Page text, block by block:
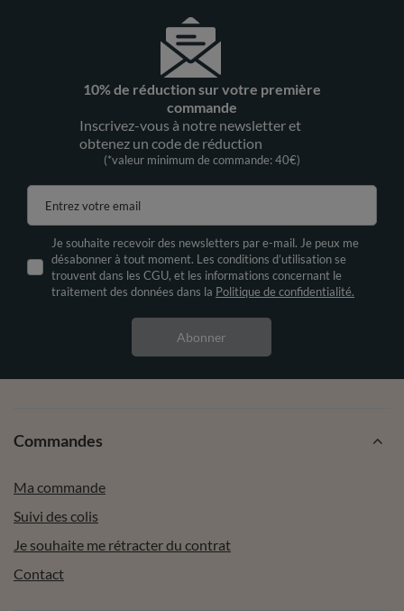
10% de réduction sur votre première
commande
Inscrivez-vous à notre newsletter et
obtenez un code de réduction
(*valeur minimum de commande: 40€)
Entrez votre email
Je souhaite recevoir des newsletters par e-mail. Je peux me
désabonner à tout moment. Les conditions d’utilisation se
trouvent dans les CGU, et les informations concernant le
traitement des données dans la Politique de confidentialité.
Abonner
Commandes
Ma commande
Suivi des colis
Je souhaite me rétracter du contrat
Contact